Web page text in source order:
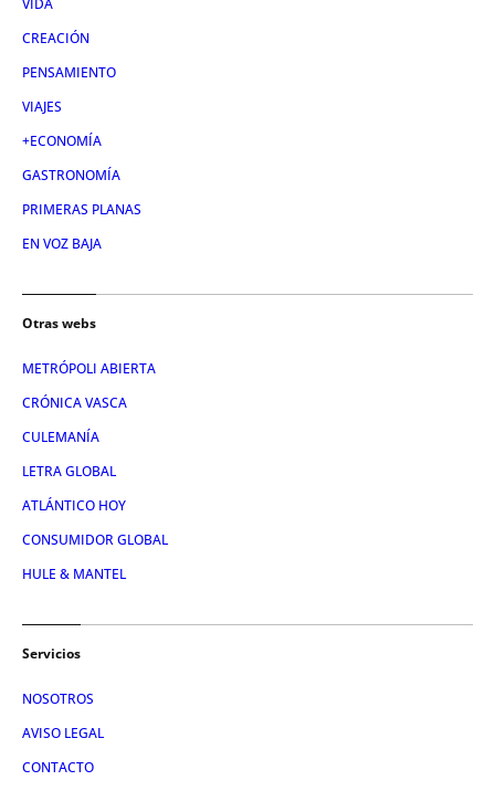
VIDA
CREACIÓN
PENSAMIENTO
VIAJES
+ECONOMÍA
GASTRONOMÍA
PRIMERAS PLANAS
EN VOZ BAJA
Otras webs
METRÓPOLI ABIERTA
CRÓNICA VASCA
CULEMANÍA
LETRA GLOBAL
ATLÁNTICO HOY
CONSUMIDOR GLOBAL
HULE & MANTEL
Servicios
NOSOTROS
AVISO LEGAL
CONTACTO